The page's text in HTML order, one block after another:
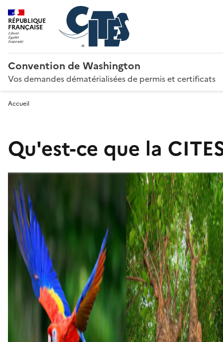
RÉPUBLIQUE
FRANÇAISE
Convention de Washington
Vos demandes dématérialisées de permis et certificats
Accueil
Qu'est-ce que la